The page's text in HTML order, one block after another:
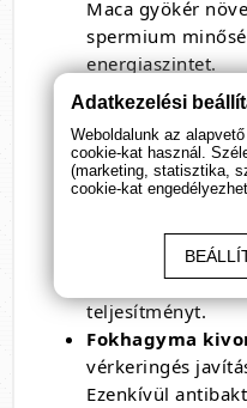
Maca gyökér
spermium
energiaszintet.
Fűrész Pálma
hormonokat,
szexuális vágyat.
Szibériai
ginseng
jelenti, hogy
elleni
teljesítményt.
Fokhagyma
vérkeringés
Ezenkívül
Adatkezelési
Weboldalunk az
cookie-kat használ.
(marketing, statisztika,
cookie-kat engedélyezhet.